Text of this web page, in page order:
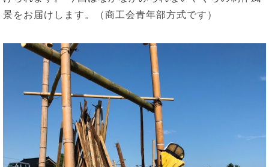
景をお届けします。（商工会青年部方式です）